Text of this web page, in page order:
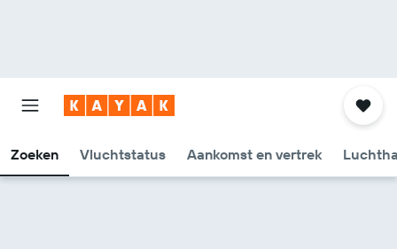
Zoeken Vluchtstatus Aankomst en vertrek